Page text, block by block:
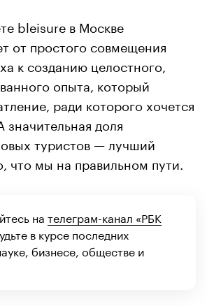
bleisure в Москве
от простого совмещения
к созданию целостного,
опыта, который
ради которого хочется
значительная доля
туристов — лучший
что мы на правильном пути.
нателеграм-канал «РБК
в курсе последних
бизнесе, обществе и